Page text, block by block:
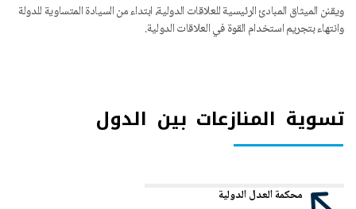
ويقنن الميثاق المبادئ الرئيسية للعلاقات الدولية، ابتداء من السيادة المتساوية للدولة
وانتهاء بتجريم استخدام القوة في العلاقات الدولية.
تسوية المنازعات بين الدول
محكمة العدل الدولية